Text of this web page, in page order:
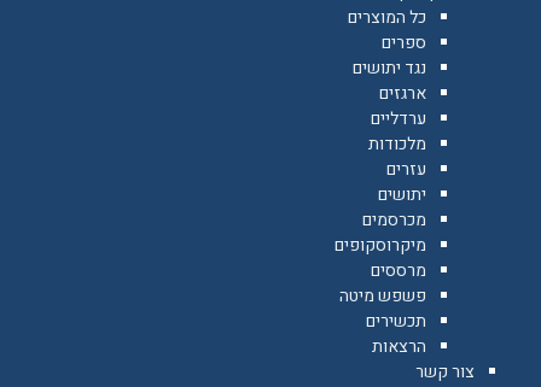
כל המוצרים
ספרים
נגד יתושים
ארגזים
ערדליים
מלכודות
עזרים
יתושים
מכרסמים
מיקרוסקופים
מרססים
פשפש מיטה
תכשירים
הרצאות
צור קשר